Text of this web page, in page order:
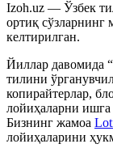
Izoh.uz — Ўзбек
ортиқ сўзларнинг
келтирилган.
Йиллар давомида
тилини
копирайтерлар,
лойиҳаларни
Бизнинг жамоа
лойиҳаларини